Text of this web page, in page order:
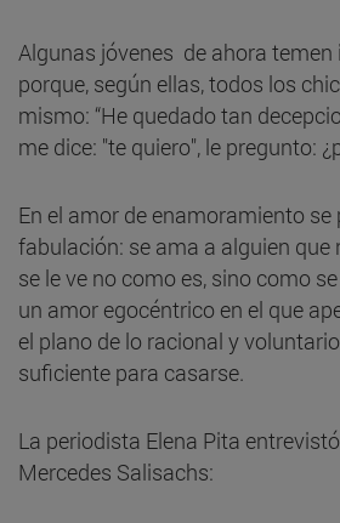
Algunas jóvenes de ahora
porque, según ellas, todos los
mismo: “He quedado tan
me dice: "te quiero", le pregunto:
En el amor de enamoramiento
fabulación: se ama a alguien que
se le ve no como es, sino como
un amor egocéntrico en el que
el plano de lo racional y
suficiente para casarse.
La periodista Elena Pita
Mercedes Salisachs: